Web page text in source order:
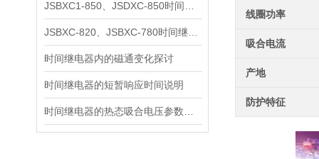
时间继电器内的磁通变化探讨
时间继电器的短暂响应时间说明
线圈功率
吸合电流
产地
防护特征